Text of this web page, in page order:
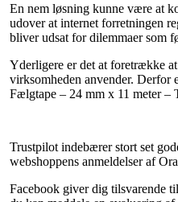
En nem løsning kunne være at
udover at internet forretningen
bliver udsat for dilemmaer som
Yderligere er det at foretrække
virksomheden anvender. Derfor
Fælgtape – 24 mm x 11 meter –
Trustpilot indebærer stort set
webshoppens anmeldelser af
Facebook giver dig tilsvarende